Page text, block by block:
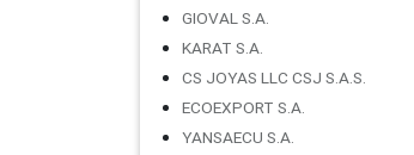
GIOVAL S.A.
KARAT S.A.
CS JOYAS LLC CSJ S.A.S.
ECOEXPORT S.A.
YANSAECU S.A.